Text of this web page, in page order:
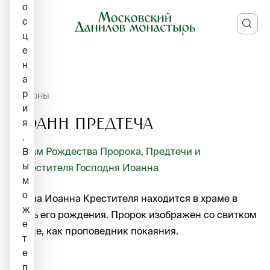
ИКОНЫ
Иоанн Предтеча
Храм Рождества Пророка, Предтечи и
Крестителя Господня Иоанна
Икона Иоанна Крестителя находится в храме в
честь его рождения. Пророк изображен со свитком
в руке, как проповедник покаяния.
о
с
ц
е
н
а
р
и
я
.
В
ы
м
о
ж
е
т
е
п